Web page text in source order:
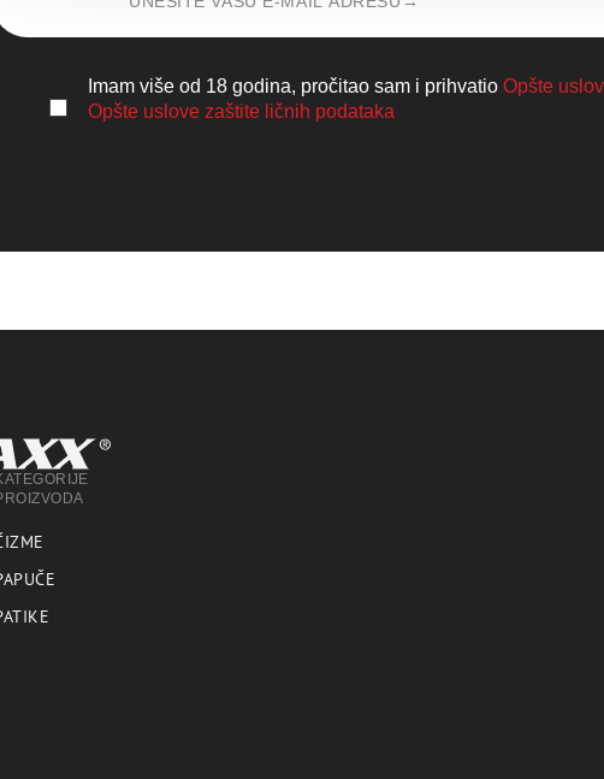
Imam više od 18 godina, pročitao sam i prihvatio Opšte
Opšte uslove zaštite ličnih podataka